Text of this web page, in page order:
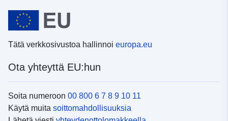
Tätä verkkosivustoa hallinnoi europa.eu
Ota yhteyttä EU:hun
Soita numeroon 00 800 6 7 8 9 10 11
Käytä muita soittomahdollisuuksia